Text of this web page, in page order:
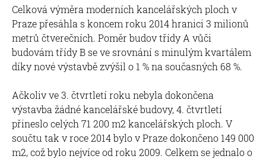
Celková výměra moderních kancelářských ploch v
Praze přesáhla s koncem roku 2014 hranici 3 milionů
metrů čtverečních. Poměr budov třídy A vůči
budovám třídy B se ve srovnání s minulým kvartálem
díky nové výstavbě zvýšil o 1 % na současných 68 %.
Ačkoliv ve 3. čtvrtletí roku nebyla dokončena
výstavba žádné kancelářské budovy, 4. čtvrtletí
přineslo celých 71 200 m2 kancelářských ploch. V
součtu tak v roce 2014 bylo v Praze dokončeno 149 000
m2, což bylo nejvíce od roku 2009. Celkem se jednalo o